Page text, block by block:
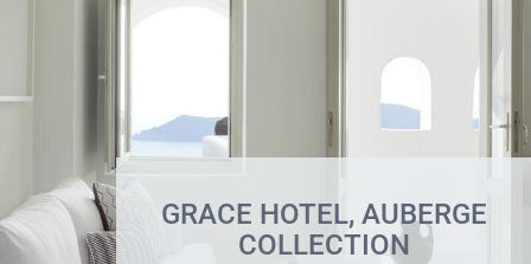
GRACE HOTEL, AUBERGE
COLLECTION